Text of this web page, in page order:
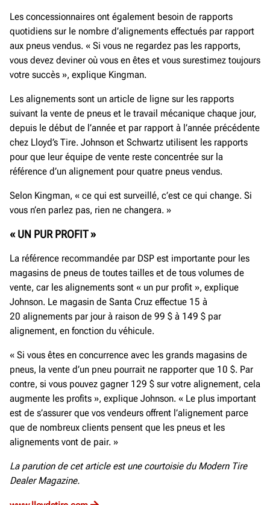
Les concessionnaires ont également besoin de rapports
quotidiens sur le nombre d’alignements effectués par rapport
aux pneus vendus. « Si vous ne regardez pas les rapports,
vous devez deviner où vous en êtes et vous surestimez toujours
votre succès », explique Kingman.
Les alignements sont un article de ligne sur les rapports
suivant la vente de pneus et le travail mécanique chaque jour,
depuis le début de l’année et par rapport à l’année précédente
chez Lloyd’s Tire. Johnson et Schwartz utilisent les rapports
pour que leur équipe de vente reste concentrée sur la
référence d’un alignement pour quatre pneus vendus.
Selon Kingman, « ce qui est surveillé, c’est ce qui change. Si
vous n’en parlez pas, rien ne changera. »
« UN PUR PROFIT »
La référence recommandée par DSP est importante pour les
magasins de pneus de toutes tailles et de tous volumes de
vente, car les alignements sont « un pur profit », explique
Johnson. Le magasin de Santa Cruz effectue 15 à
20 alignements par jour à raison de 99 $ à 149 $ par
alignement, en fonction du véhicule.
« Si vous êtes en concurrence avec les grands magasins de
pneus, la vente d’un pneu pourrait ne rapporter que 10 $. Par
contre, si vous pouvez gagner 129 $ sur votre alignement, cela
augmente les profits », explique Johnson. « Le plus important
est de s’assurer que vos vendeurs offrent l’alignement parce
que de nombreux clients pensent que les pneus et les
alignements vont de pair. »
La parution de cet article est une courtoisie du Modern Tire
Dealer Magazine.